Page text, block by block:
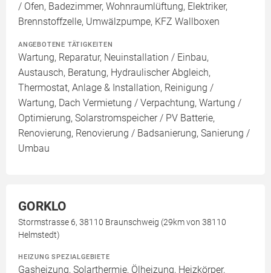
/ Ofen, Badezimmer, Wohnraumlüftung, Elektriker,
Brennstoffzelle, Umwälzpumpe, KFZ Wallboxen
ANGEBOTENE TÄTIGKEITEN
Wartung, Reparatur, Neuinstallation / Einbau,
Austausch, Beratung, Hydraulischer Abgleich,
Thermostat, Anlage & Installation, Reinigung /
Wartung, Dach Vermietung / Verpachtung, Wartung /
Optimierung, Solarstromspeicher / PV Batterie,
Renovierung, Renovierung / Badsanierung, Sanierung /
Umbau
GORKLO
Stormstrasse 6, 38110 Braunschweig (29km von 38110
Helmstedt)
HEIZUNG SPEZIALGEBIETE
Gasheizung, Solarthermie, Ölheizung, Heizkörper,